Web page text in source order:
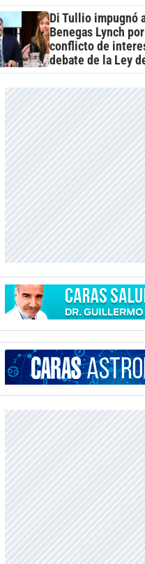
Di Tullio impugnó
Benegas Lynch
conflicto de
debate de la Ley